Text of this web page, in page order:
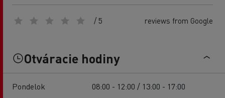
/ 5 reviews from Google
Otváracie hodiny
Pondelok
08:00 - 12:00 / 13:00 - 17:00